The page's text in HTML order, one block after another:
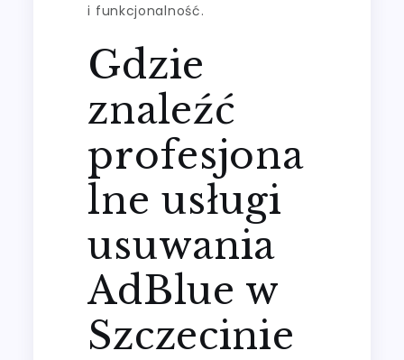
i funkcjonalność.
Gdzie
znaleźć
profesjona
lne usługi
usuwania
AdBlue w
Szczecinie